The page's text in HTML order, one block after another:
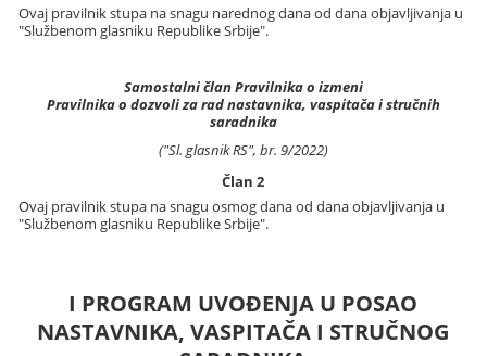
Ovaj pravilnik stupa na snagu narednog dana od dana objavljivanja u
"Službenom glasniku Republike Srbije".
Samostalni član Pravilnika o izmeni
Pravilnika o dozvoli za rad nastavnika, vaspitača i stručnih
saradnika
("Sl. glasnik RS", br. 9/2022)
Član 2
Ovaj pravilnik stupa na snagu osmog dana od dana objavljivanja u
"Službenom glasniku Republike Srbije".
I PROGRAM UVOĐENJA U POSAO
NASTAVNIKA, VASPITAČA I STRUČNOG